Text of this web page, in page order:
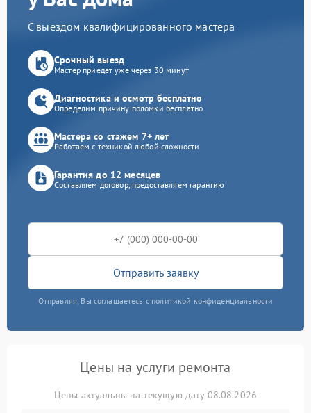
С выездом квалифицированного мастера
Срочный выезд
Мастер приедет уже через 30 минут
Диагностика и осмотр бесплатно
Определим причину поломки бесплатно
Мастера со стажем 7+ лет
Работаем с техникой любой сложности
Гарантия до 12 месяцев
Составляем договор, предоставляем гарантию
Отправить заявку
Отправляя, Вы соглашаетесь с политикой конфиденциальности
Цены на услуги ремонта
Цены актуальны на текущую дату 08.08.2026